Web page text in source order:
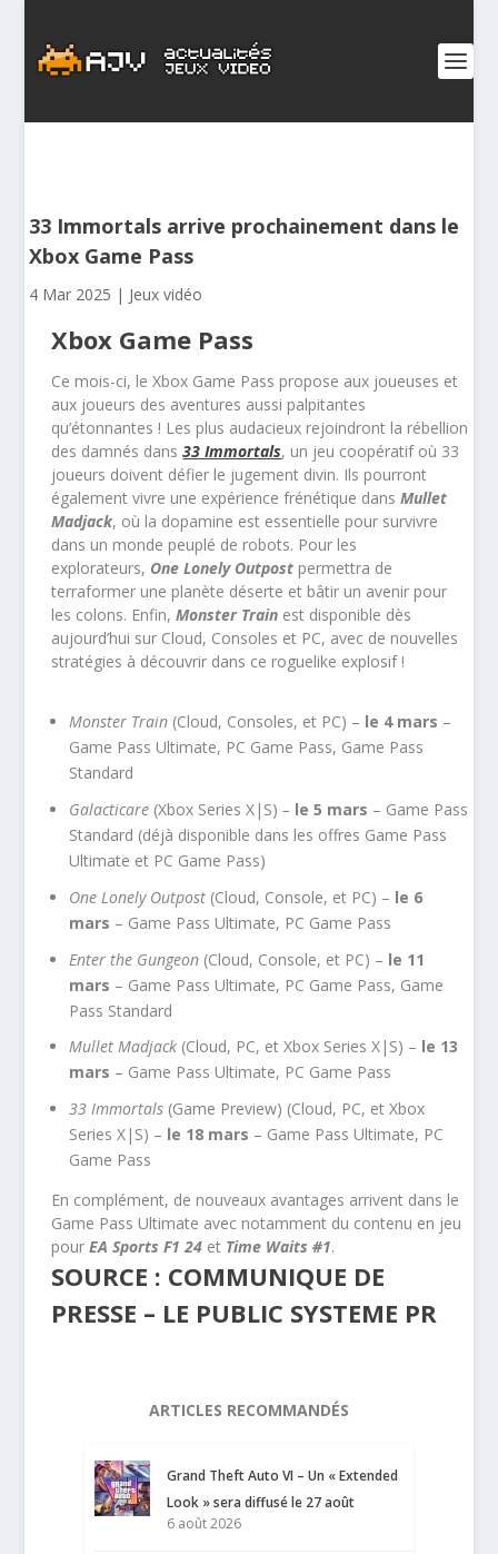
33 Immortals arrive prochainement dans le
Xbox Game Pass
4 Mar 2025 | Jeux vidéo
Xbox Game Pass
Ce mois-ci, le Xbox Game Pass propose aux joueuses et
aux joueurs des aventures aussi palpitantes
qu’étonnantes ! Les plus audacieux rejoindront la rébellion
des damnés dans33 Immortals, un jeu coopératif où 33
joueurs doivent défier le jugement divin. Ils pourront
également vivre une expérience frénétique dansMullet
Madjack, où la dopamine est essentielle pour survivre
dans un monde peuplé de robots. Pour les
explorateurs, One Lonely Outpost permettra de
terraformer une planète déserte et bâtir un avenir pour
les colons. Enfin,Monster Train est disponible dès
aujourd’hui sur Cloud, Consoles et PC, avec de nouvelles
stratégies à découvrir dans ce roguelike explosif !
Monster Train (Cloud, Consoles, et PC) – le 4 mars –
Game Pass Ultimate, PC Game Pass, Game Pass
Standard
Galacticare (Xbox Series X|S) – le 5 mars – Game Pass
Standard (déjà disponible dans les offres Game Pass
Ultimate et PC Game Pass)
One Lonely Outpost (Cloud, Console, et PC) – le 6
mars – Game Pass Ultimate, PC Game Pass
Enter the Gungeon (Cloud, Console, et PC) – le 11
mars – Game Pass Ultimate, PC Game Pass, Game
Pass Standard
Mullet Madjack (Cloud, PC, et Xbox Series X|S) – le 13
mars – Game Pass Ultimate, PC Game Pass
33 Immortals (Game Preview) (Cloud, PC, et Xbox
Series X|S) – le 18 mars – Game Pass Ultimate, PC
Game Pass
En complément, de nouveaux avantages arrivent dans le
Game Pass Ultimate avec notamment du contenu en jeu
pourEA Sports F1 24 et Time Waits #1.
SOURCE : COMMUNIQUE DE
PRESSE – LE PUBLIC SYSTEME PR
ARTICLES RECOMMANDÉS
Grand Theft Auto VI – Un « Extended
Look » sera diffusé le 27 août
6 août 2026